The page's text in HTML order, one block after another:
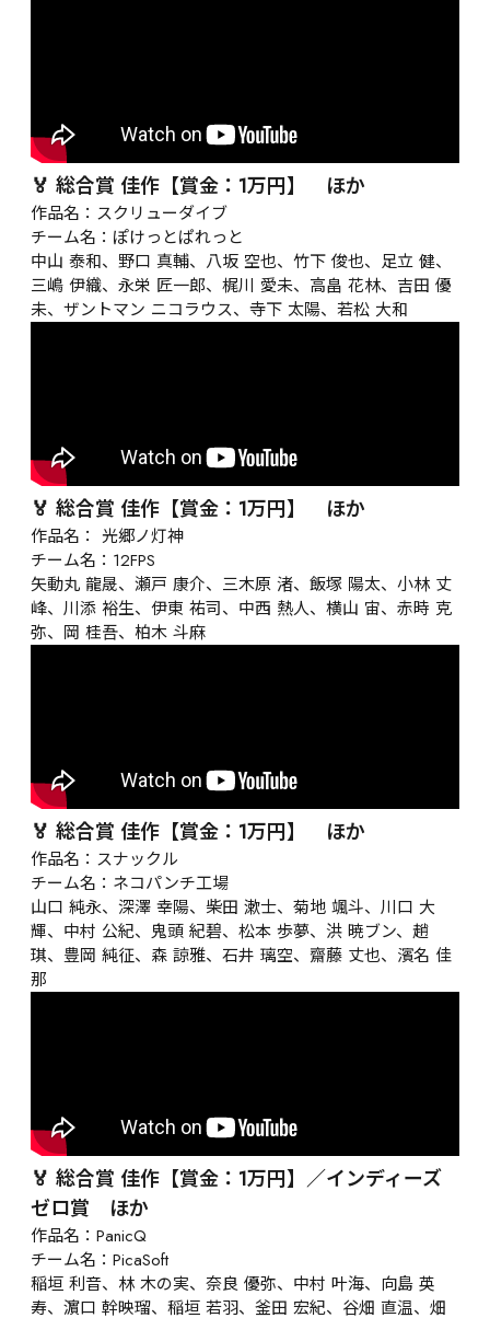
🏅 総合賞 佳作【賞金：1万円】　ほか
作品名：スクリューダイブ
チーム名：ぽけっとぱれっと
中山 泰和、野口 真輔、八坂 空也、竹下 俊也、足立 健、
三嶋 伊織、永栄 匠一郎、梶川 愛未、高畠 花林、吉田 優
未、ザントマン ニコラウス、寺下 太陽、若松 大和
🏅 総合賞 佳作【賞金：1万円】　ほか
作品名： 光郷ノ灯神
チーム名：12FPS
矢動丸 龍晟、瀬戸 康介、三木原 渚、飯塚 陽太、小林 丈
峰、川添 裕生、伊東 祐司、中西 熱人、横山 宙、赤時 克
弥、岡 桂吾、柏木 斗麻
🏅 総合賞 佳作【賞金：1万円】　ほか
作品名：スナックル
チーム名：ネコパンチ工場
山口 純永、深澤 幸陽、柴田 漱士、菊地 颯斗、川口 大
輝、中村 公紀、鬼頭 紀碧、松本 歩夢、洪 暁ブン、趙
琪、豊岡 純征、森 諒雅、石井 璃空、齋藤 丈也、濱名 佳
那
🏅 総合賞 佳作【賞金：1万円】／インディーズ
ゼロ賞　ほか
作品名：PanicQ
チーム名：PicaSoft
稲垣 利音、林 木の実、奈良 優弥、中村 叶海、向島 英
寿、濵口 幹映瑠、稲垣 若羽、釜田 宏紀、谷畑 直温、畑